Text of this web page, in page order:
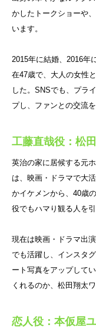
かしたトークショーや
います。
2015年に結婚、2016年
在47歳で、大人の女性
した。SNSでも、プラ
プし、ファンとの交流
工藤直哉役：松
英治の家に居候する元
は、映画・ドラマで大
かイケメンから、40歳
役でもハマり観る人を
現在は映画・ドラマ出
でも活躍し、インスタ
ート写真をアップして
くれるのか、松田翔太
恋人役：本仮屋